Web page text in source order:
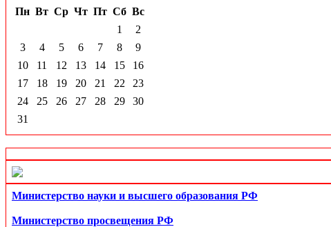
Пн Вт Ср Чт Пт Сб Вс
1
2
3
4 5 6 7 8
9
10
11 12 13 14 15
16
17
18 19 20 21 22
23
24
25 26 27 28 29
30
31
Министерство науки и высшего образования РФ
Министерство просвещения РФ